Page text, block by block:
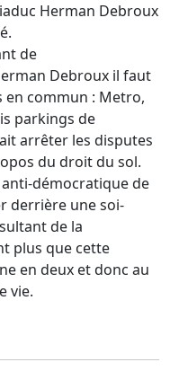
Herman Debroux
de
Debroux il faut
commun : Metro,
parkings de
arrêter les disputes
du droit du sol.
démocratique de
derrière une soi-
de la
plus que cette
en deux et donc au
vie.